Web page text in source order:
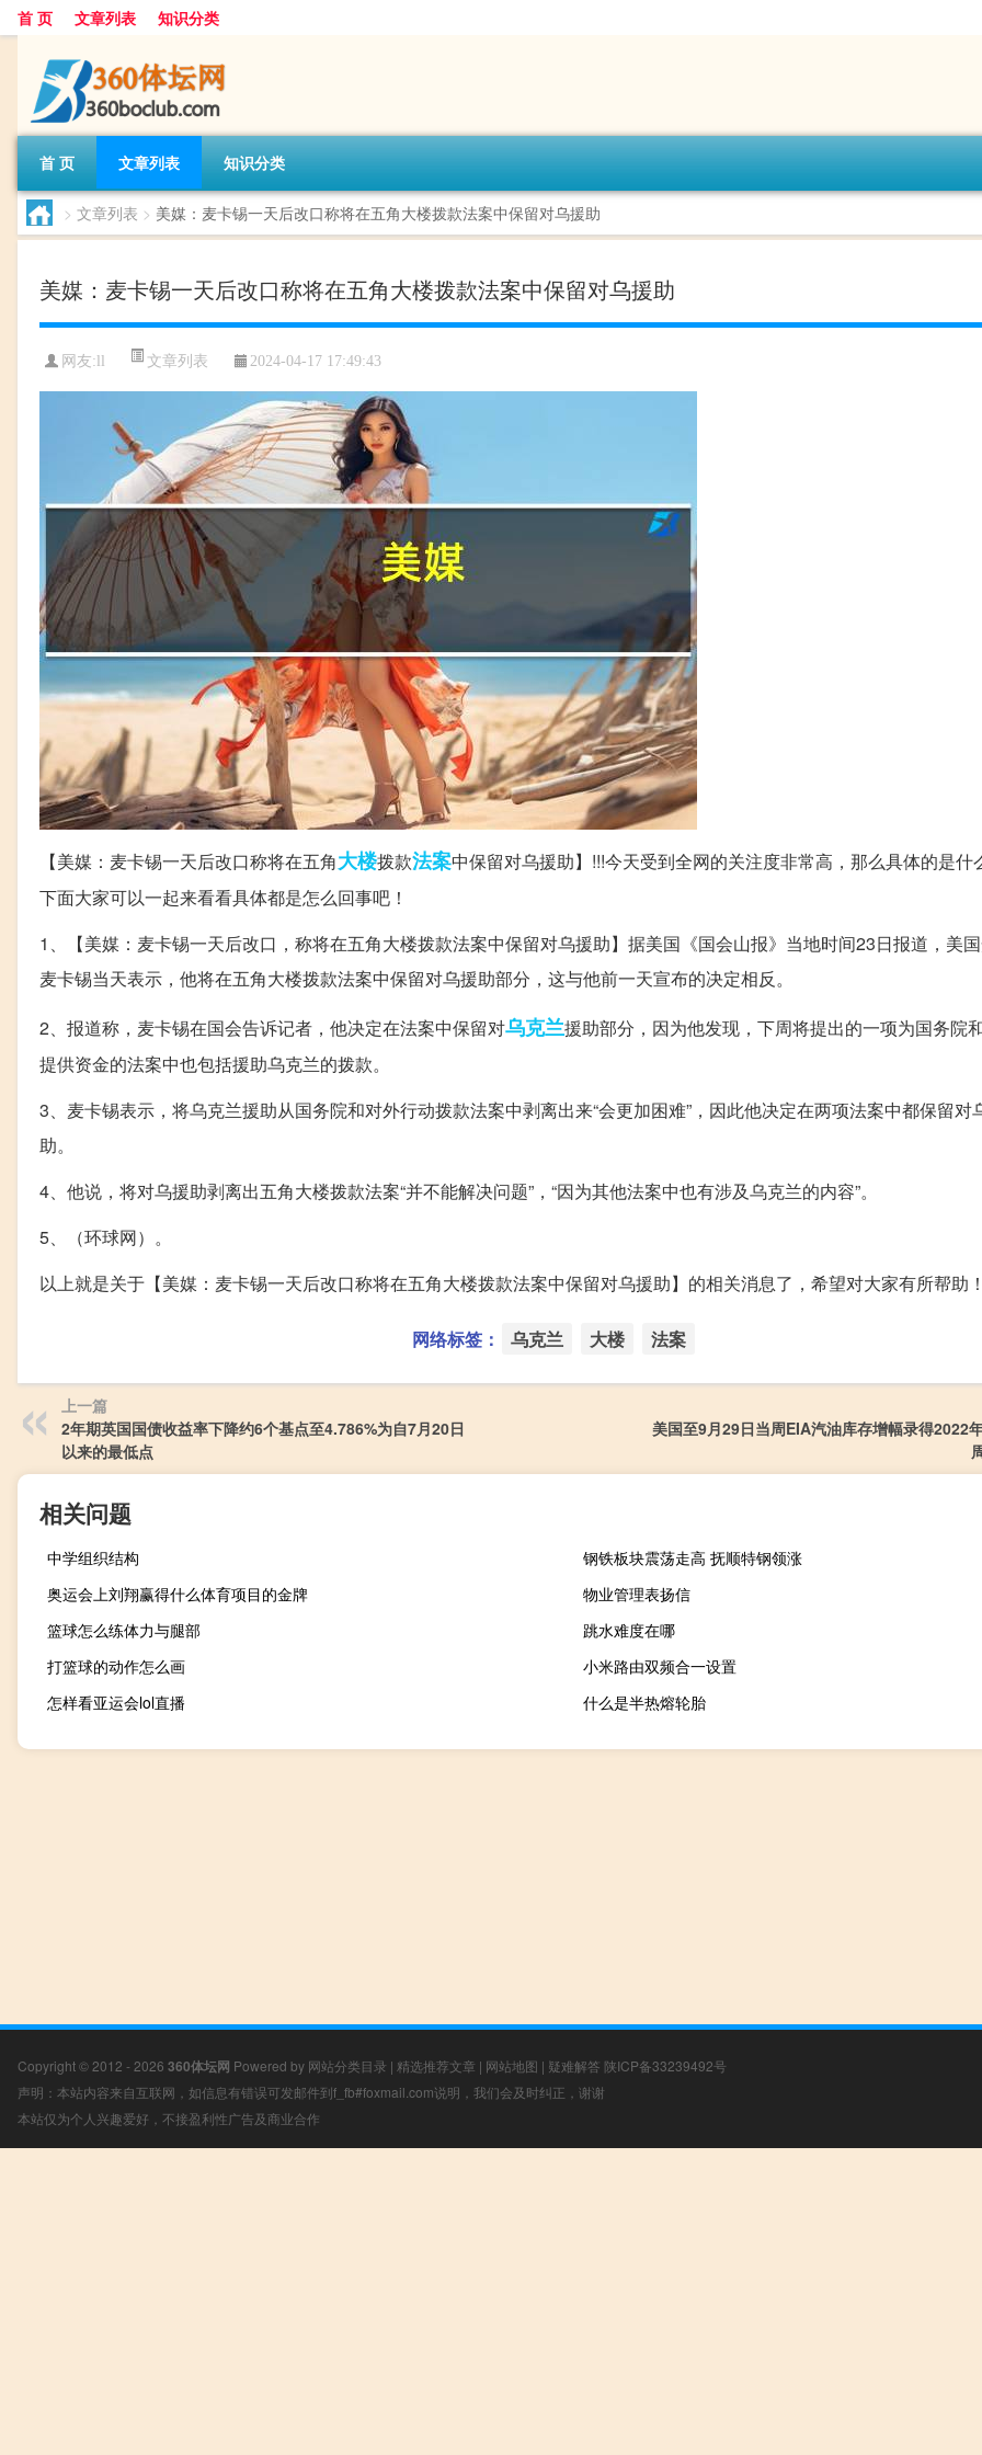
首 页 文章列表 知识分类
首 页 文章列表 知识分类
> 文章列表 > 美媒：麦卡锡一天后改口称将在五角大楼拨款法案中保留对乌援助
美媒：麦卡锡一天后改口称将在五角大楼拨款法案中保留对乌援助
网友: 文章列表 2024-04-17 17:49:43
【美媒：麦卡锡一天后改口称将在五角大楼拨款法案中保留对乌援助】!!!今天受到全网的关注度非常高，那么具体的是什
下面大家可以一起来看看具体都是怎么回事吧！
1、【美媒：麦卡锡一天后改口，称将在五角大楼拨款法案中保留对乌援助】据美国《国会山报》当地时间23日报道，美
麦卡锡当天表示，他将在五角大楼拨款法案中保留对乌援助部分，这与他前一天宣布的决定相反。
2、报道称，麦卡锡在国会告诉记者，他决定在法案中保留对乌克兰援助部分，因为他发现，下周将提出的一项为国务院
提供资金的法案中也包括援助乌克兰的拨款。
3、麦卡锡表示，将乌克兰援助从国务院和对外行动拨款法案中剥离出来“会更加困难”，因此他决定在两项法案中都保留对
助。
4、他说，将对乌援助剥离出五角大楼拨款法案“并不能解决问题”，“因为其他法案中也有涉及乌克兰的内容”。
5、（环球网）。
以上就是关于【美媒：麦卡锡一天后改口称将在五角大楼拨款法案中保留对乌援助】的相关消息了，希望对大家有所帮助
网络标签： 乌克兰 大楼 法案
上一篇
2年期英国国债收益率下降约6个基点至4.786%为自7月20日
以来的最低点
美国至9月29日当周EIA汽油库存增幅录得2022
相关问题
中学组织结构
钢铁板块震荡走高 抚顺特钢领涨
奥运会上刘翔赢得什么体育项目的金牌
物业管理表扬信
篮球怎么练体力与腿部
跳水难度在哪
打篮球的动作怎么画
小米路由双频合一设置
怎样看亚运会lol直播
什么是半热熔轮胎
Copyright © 2012 - 2026 360体坛网 Powered by 网站分类目录 | 精选推荐文章 | 网站地图 | 疑难解答 陕ICP备33239492号
声明：本站内容来自互联网，如信息有错误可发邮件到f_fb#foxmail.com说明，我们会及时纠正，谢谢
本站仅为个人兴趣爱好，不接盈利性广告及商业合作